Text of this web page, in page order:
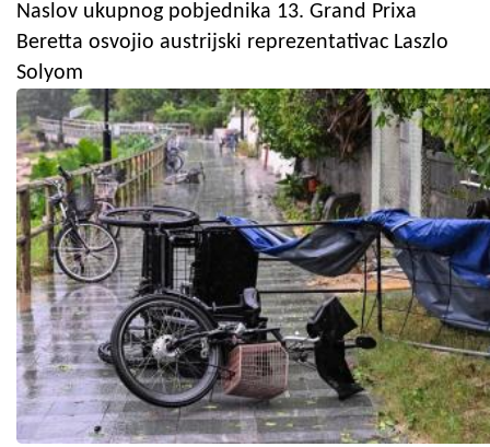
Naslov ukupnog pobjednika 13. Grand Prixa
Beretta osvojio austrijski reprezentativac Laszlo
Solyom